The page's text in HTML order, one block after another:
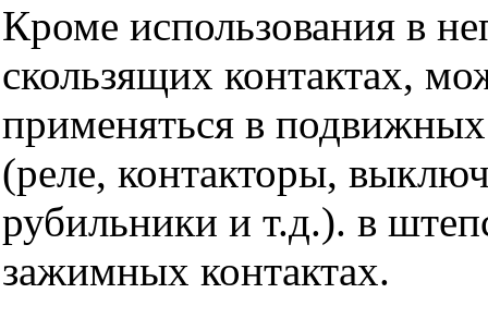
Кроме использования в
скользящих контактах,
применяться в подвижных
(реле, контакторы,
рубильники и т.д.). в
зажимных контактах.